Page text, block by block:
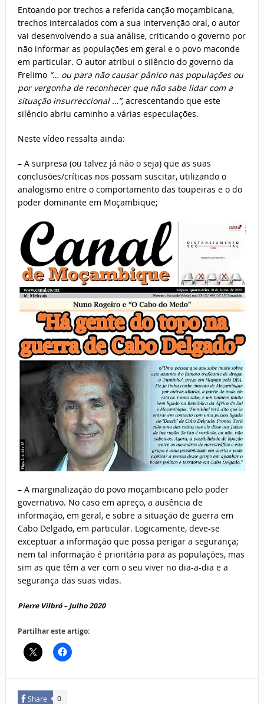
Entoando por trechos a referida canção moçambicana,
trechos intercalados com a sua intervenção oral, o autor
vai desenvolvendo a sua análise, criticando o governo por
não informar as populações em geral e o povo maconde
em particular. O autor atribui o silêncio do governo da
Frelimo “… ou para não causar pânico nas populações ou
por vergonha de reconhecer que não sabe lidar com a
situação insurreccional …”,acrescentando que este
silêncio abriu caminho a várias especulações.
Neste vídeo ressalta ainda:
– A surpresa (ou talvez já não o seja) que as suas
conclusões/críticas nos possam suscitar, utilizando o
analogismo entre o comportamento das toupeiras e o do
poder dominante em Moçambique;
– A marginalização do povo moçambicano pelo poder
governativo. No caso em apreço, a ausência de
informação, em geral, e sobre a situação de guerra em
Cabo Delgado, em particular. Logicamente, deve-se
exceptuar a informação que possa perigar a segurança;
nem tal informação é prioritária para as populações, mas
sim as que têm a ver com o seu viver no dia-a-dia e a
segurança das suas vidas.
Pierre Vilbró – Julho 2020
Partilhar este artigo:
Share 0